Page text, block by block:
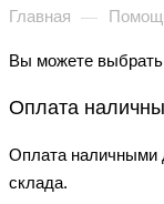
Главная —
Вы можете выбрать
Оплата
Оплата наличными
склада.